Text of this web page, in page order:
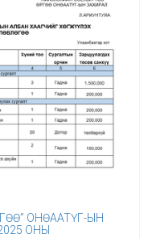
ОНӨААТҮГ-ЫН
ОНЫ